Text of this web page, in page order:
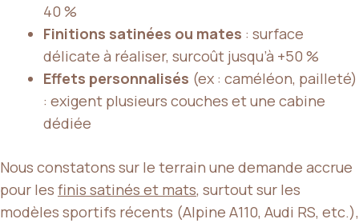
40 %
Finitions satinées ou mates : surface
délicate à réaliser, surcoût jusqu’à +50 %
Effets personnalisés (ex : caméléon, pailleté)
: exigent plusieurs couches et une cabine
dédiée
Nous constatons sur le terrain une demande accrue
pour les finis satinés et mats, surtout sur les
modèles sportifs récents (Alpine A110, Audi RS, etc.),